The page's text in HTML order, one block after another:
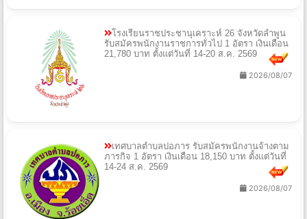
โรงเรียนราชประชานุเคราะห์ 26 จังหวัดลำพูน
รับสมัครพนักงานราชการทั่วไป 1 อัตรา เงินเดือน
21,780 บาท ตั้งแต่วันที่ 14-20 ส.ค. 2569
2026/08/07
เทศบาลตำบลปอภาร รับสมัครพนักงานจ้างตาม
ภารกิจ 1 อัตรา เงินเดือน 18,150 บาท ตั้งแต่วันที่
14-24 ส.ค. 2569
2026/08/07